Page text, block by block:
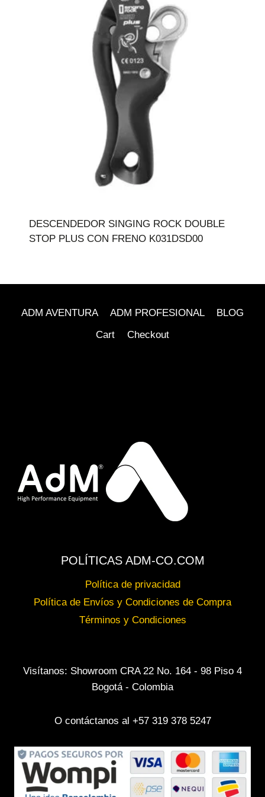
DESCENDEDOR SINGING ROCK DOUBLE
STOP PLUS CON FRENO K031DSD00
ADM AVENTURA ADM PROFESIONAL
BLOG
Cart
Checkout
POLÍTICAS ADM-CO.COM
Política de privacidad
Política de Envíos y Condiciones de Compra
Términos y Condiciones
Visítanos: Showroom CRA 22 No. 164 - 98 Piso 4
Bogotá - Colombia
O contáctanos al +57 319 378 5247